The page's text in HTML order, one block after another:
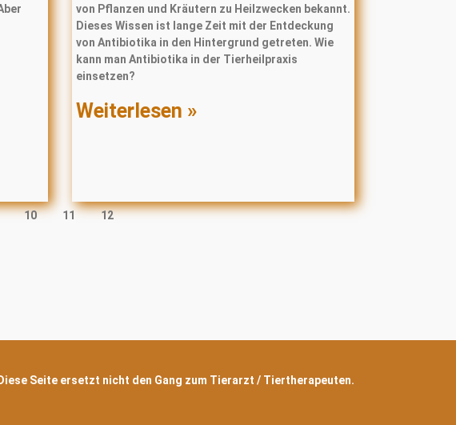
von Pﬂanzen und Kräutern zu Heilzwecken bekannt.
Dieses Wissen ist lange Zeit mit der Entdeckung
von Antibiotika in den Hintergrund getreten. Wie
kann man Antibiotika in der Tierheilpraxis
einsetzen?
Weiterlesen »
10 11 12
Seite ersetzt nicht den Gang zum Tierarzt / Tiertherapeuten.